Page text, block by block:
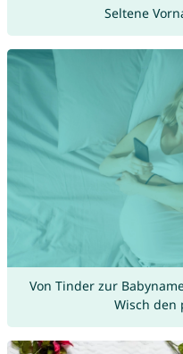
Seltene
Von Tinder zur
Wisch den